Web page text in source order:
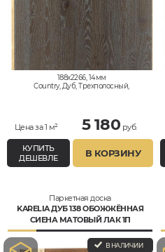
188x2266, 14мм
Country, Дуб, Трехполосный,
Цена за 1 м² 5 180 руб.
КУПИТЬ
ДЕШЕВЛЕ
В КОРЗИНУ
Паркетная доска
KARELIA ДУБ 138 ОБОЖЖЁННАЯ
СИЕНА МАТОВЫЙ ЛАК 1П
В НАЛИЧИИ